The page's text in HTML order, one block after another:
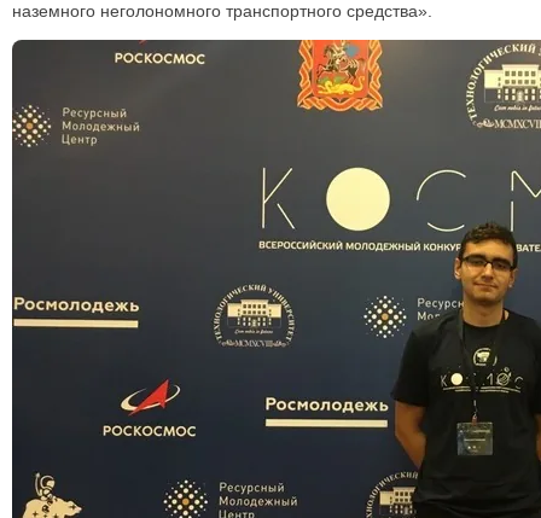
наземного неголономного транспортного средства».